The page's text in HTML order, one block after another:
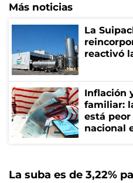
Más noticias
La
reactivó
Inflación
familiar:
está
nacional
La suba es de 3,22%